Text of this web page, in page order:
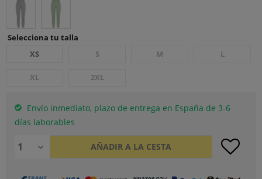
Selecciona tu talla
XS
S M L
XL 2XL
Envío inmediato, plazo de entrega en España de 3-6
días laborables
AÑADIR A LA CESTA